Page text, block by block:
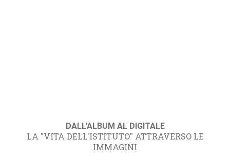
DALL'ALBUM AL DIGITALE
LA "VITA DELL'ISTITUTO" ATTRAVERSO LE
IMMAGINI